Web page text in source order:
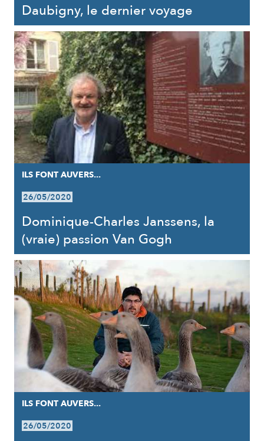
Daubigny, le dernier voyage
ILS FONT AUVERS...
26/05/2020
Dominique-Charles Janssens, la
(vraie) passion Van Gogh
ILS FONT AUVERS...
26/05/2020